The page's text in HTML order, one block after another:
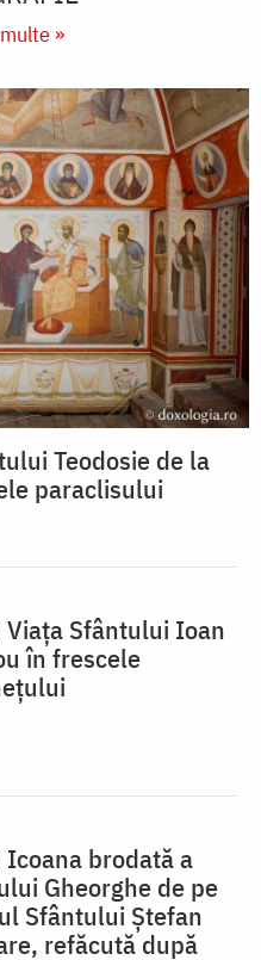
»
Teodosie de la
paraclisului
Viața Sfântului Ioan
în frescele
Icoana brodată a
Gheorghe de pe
Sfântului Ștefan
refăcută după